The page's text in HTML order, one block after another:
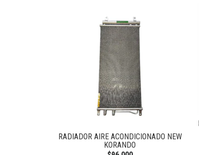
RADIADOR AIRE ACONDICIONADO NEW
KORANDO